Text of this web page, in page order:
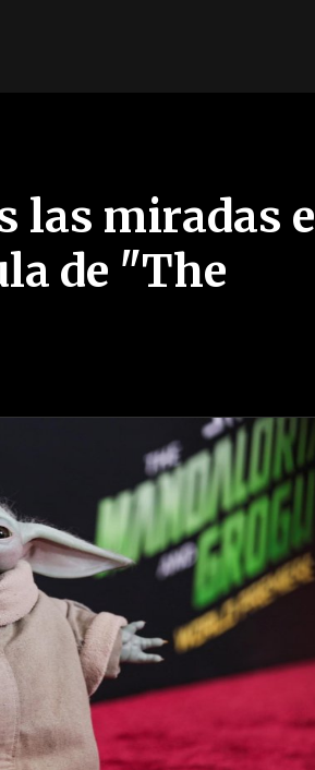
las miradas
de "The